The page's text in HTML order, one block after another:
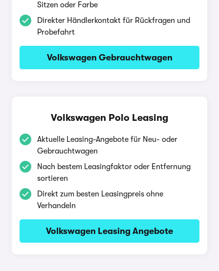
Sitzen oder Farbe
Direkter Händlerkontakt für Rückfragen und
Probefahrt
Volkswagen Gebrauchtwagen
Volkswagen Polo Leasing
Aktuelle Leasing-Angebote für Neu- oder
Gebrauchtwagen
Nach bestem Leasingfaktor oder Entfernung
sortieren
Direkt zum besten Leasingpreis ohne
Verhandeln
Volkswagen Leasing Angebote